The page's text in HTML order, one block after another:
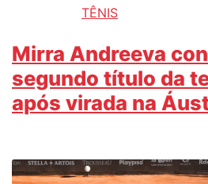
TÊNIS
Mirra Andreeva
segundo título da
após virada na